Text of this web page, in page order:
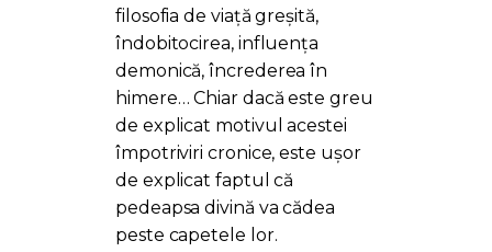
filosofia de viață greșită,
îndobitocirea, influența
demonică, încrederea în
himere… Chiar dacă este greu
de explicat motivul acestei
împotriviri cronice, este ușor
de explicat faptul că
pedeapsa divină va cădea
peste capetele lor.